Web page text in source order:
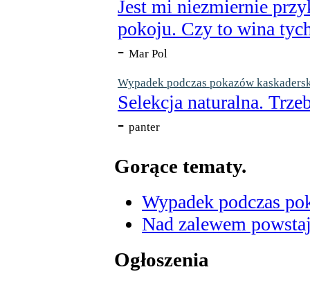
Jest mi niezmiernie
pokoju. Czy to wina
- Mar Pol
Wypadek podczas pokazów
Selekcja naturalna.
- panter
Gorące tematy.
Wypadek podczas
Nad zalewem
Ogłoszenia